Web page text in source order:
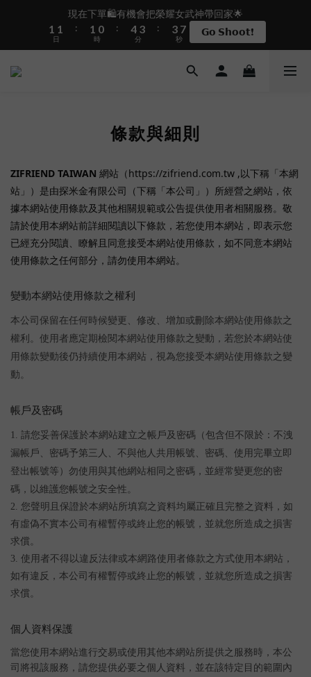
盛夏限定☀️週週抽LINE POINT｜滿1000即享免運
現在下單🛍️有機會把榮耀女武神帶回家🌟
1
0
1
0
日
:
2
1
0
1
0
時
:
5
4
3
4
3
2
分
:
4
3
2
8
7
6
0
秒
𝗚𝗼 𝗦𝗵𝗼𝗼𝘁❗
i17正式開賣✨點我加入新會員👆馬上送50元
盛夏限定☀️週週抽LINE POINT｜滿1000即享免運
條款與細則
ZIFRIEND TAIWAN 網站（https://zifriend.com.tw ,以下稱「本網
站」）是由探米金有限公司（下稱「本公司」）所經營之網站，依
據本網站使用條款及其他相關規範或公告提供使用者相關服務。敬
請於使用本網站前詳細閱讀以下條款，若您使用本網站，即表示您
已經充分閱讀、瞭解且同意接受本網站使用條款，如不同意本網站
使用條款之任何部分，請勿使用本網站。
變動本網站使用條款之權利
本公司保留在任何時候變更、修改、增加或刪除本網站使用條款之
權利。使用者應定期檢閱本網站使用條款之變動，若您於本網站使
用條款變動後仍持續使用本網站，視為您接受本網站使用條款之變
動。
帳戶及密碼
1. 請您妥善保護於本網站建立之帳戶及密碼（包含但不限於：不洩
漏帳戶、密碼予第三人、不與他人共用帳號、密碼、使用完畢立即
登出帳號等）勿使用與其他網站相同之密碼，並經常變更您的密
碼，以維護您帳號之安全性。
2. 您聲明且保證於本網站所填寫之資料均屬正確且完整之資料，如
有虛偽不實本公司有權暫停或終止您的帳號，並就您所造成之損害
求償。
3. 使用者不得以違反法律或本網路使用者條款之方式使用本網站，
如有違反，本公司有權暫停或終止您的帳號，並就您所造成之損害
求償。
個人資料保護
當您使用本網站進行交易或使用其他本網站所提供之服務時，本公
司將視該服務，請您提供必要之個人資料，並在該特定目的範圍內